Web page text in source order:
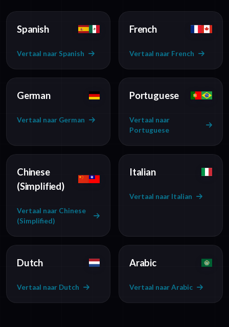
Spanish
Vertaal naar Spanish
French
Vertaal naar French
German
Vertaal naar German
Portuguese
Vertaal naar
Portuguese
Chinese
(Simplified)
Vertaal naar Chinese
(Simplified)
Italian
Vertaal naar Italian
Dutch
Vertaal naar Dutch
Arabic
Vertaal naar Arabic